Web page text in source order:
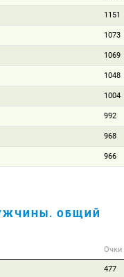
1151
1073
1069
1048
1004
992
968
966
ОБЩИЙ
Очки
477